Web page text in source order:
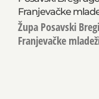
Franjevačke
Župa Posavski
Franjevačke